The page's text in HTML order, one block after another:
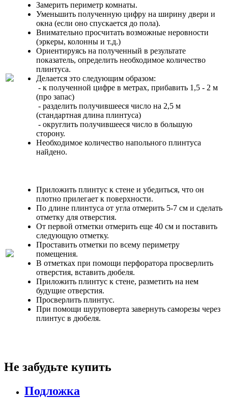
Замерить периметр комнаты.
Уменьшить полученную цифру на ширину двери и
окна (если оно спускается до пола).
Внимательно просчитать возможные неровности
(эркеры, колонны и т.д.)
Ориентируясь на полученный в результате
показатель, определить необходимое количество
плинтуса.
Делается это следующим образом:
- к полученной цифре в метрах, прибавить 1,5 - 2 м
(про запас)
- разделить получившееся число на 2,5 м
(стандартная длина плинтуса)
- округлить получившееся число в большую
сторону.
Необходимое количество напольного плинтуса
найдено.
Приложить плинтус к стене и убедиться, что он
плотно прилегает к поверхности.
По длине плинтуса от угла отмерить 5-7 см и сделать
отметку для отверстия.
От первой отметки отмерить еще 40 см и поставить
следующую отметку.
Проставить отметки по всему периметру
помещения.
В отметках при помощи перфоратора просверлить
отверстия, вставить дюбеля.
Приложить плинтус к стене, разметить на нем
будущие отверстия.
Просверлить плинтус.
При помощи шуруповерта завернуть саморезы через
плинтус в дюбеля.
Не забудьте купить
Подложка